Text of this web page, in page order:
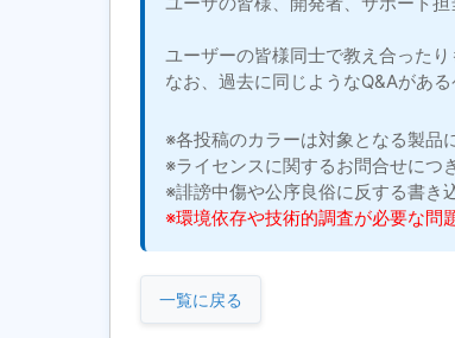
ユーザーの皆様同士で教え合った
なお、過去に同じようなQ&Aがあ
※各投稿のカラーは対象となる製品
※ライセンスに関するお問合せにつ
※誹謗中傷や公序良俗に反する書き
※環境依存や技術的調査が必要な問
一覧に戻る